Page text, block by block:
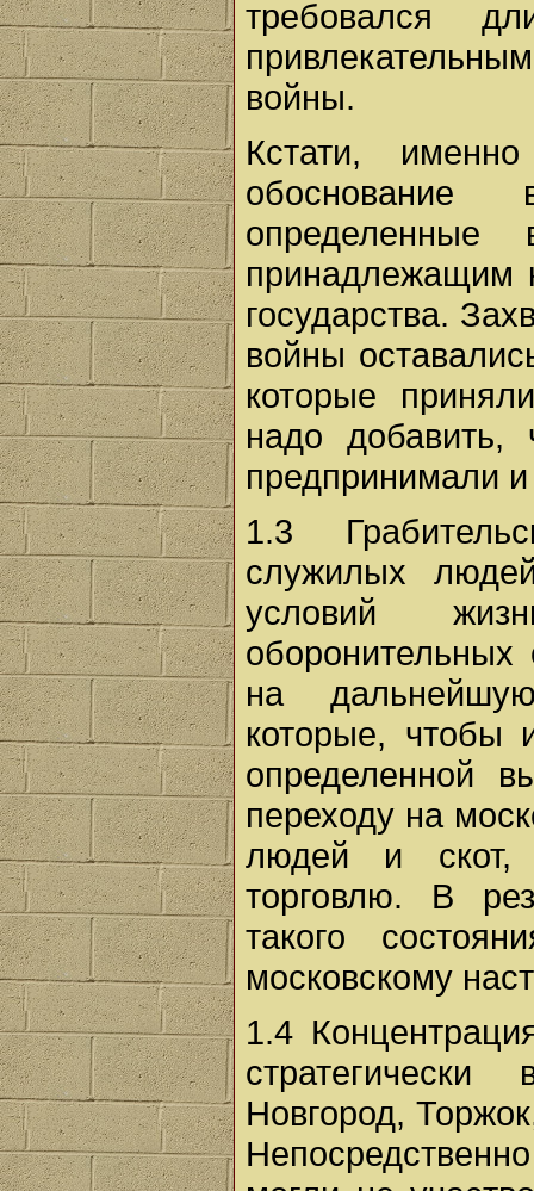
требовался
войны.
Кстати,
определенные
принадлежащим
государства.
войны
которые
надо
предпринимали
1.3
служилых
условий
оборонительных
на
которые, чтобы
определенной
переходу на
людей и скот,
торговлю. В
такого
московскому
1.4
Новгород,